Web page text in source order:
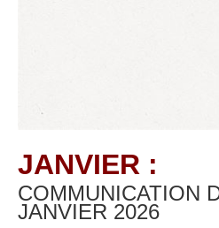
JANVIER :
COMMUNICATION
JANVIER 2026